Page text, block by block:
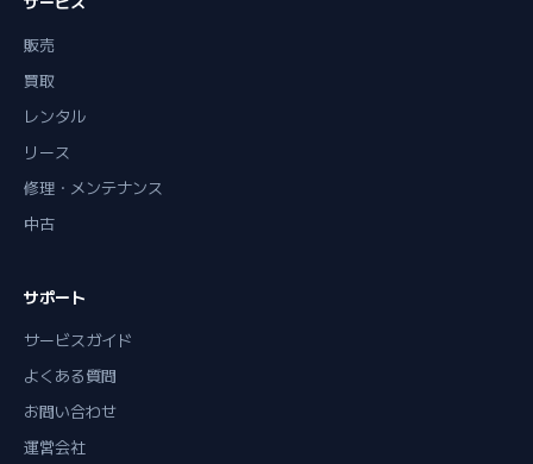
販売
買取
レンタル
リース
修理・メンテナンス
中古
サポート
サービスガイド
よくある質問
お問い合わせ
運営会社